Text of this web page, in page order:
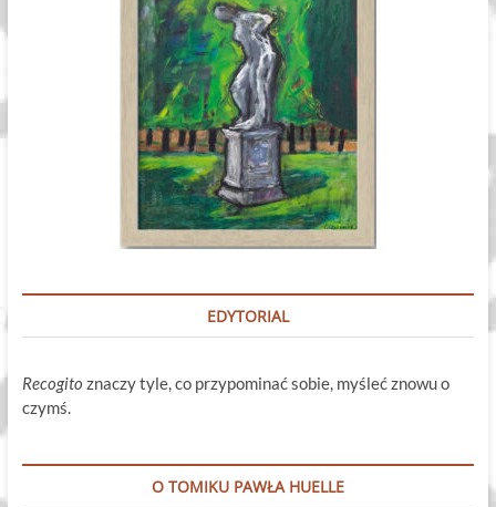
EDYTORIAL
Recogito znaczy tyle, co przypominać sobie, myśleć znowu o
czymś.
O TOMIKU PAWŁA HUELLE